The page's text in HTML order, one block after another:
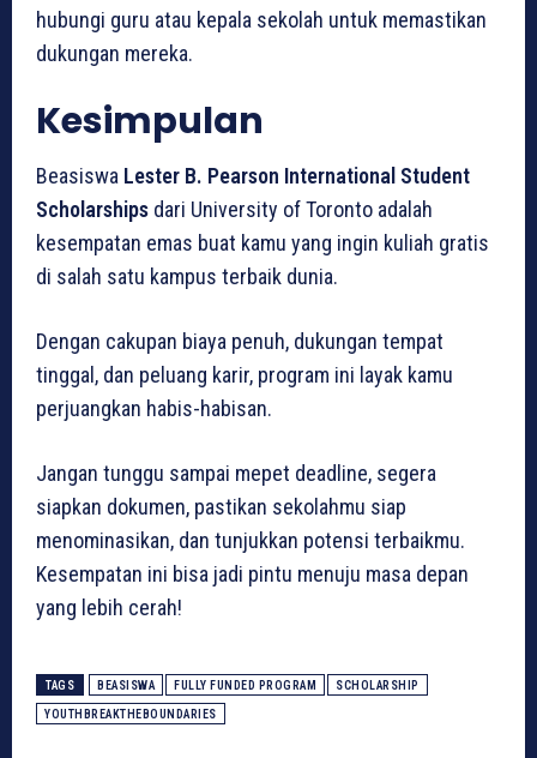
hubungi guru atau kepala sekolah untuk memastikan
dukungan mereka.
Kesimpulan
Beasiswa Lester B. Pearson International Student
Scholarships dari University of Toronto adalah
kesempatan emas buat kamu yang ingin kuliah gratis
di salah satu kampus terbaik dunia.
Dengan cakupan biaya penuh, dukungan tempat
tinggal, dan peluang karir, program ini layak kamu
perjuangkan habis-habisan.
Jangan tunggu sampai mepet deadline, segera
siapkan dokumen, pastikan sekolahmu siap
menominasikan, dan tunjukkan potensi terbaikmu.
Kesempatan ini bisa jadi pintu menuju masa depan
yang lebih cerah!
TAGS BEASISWA FULLY FUNDED PROGRAM SCHOLARSHIP
YOUTHBREAKTHEBOUNDARIES